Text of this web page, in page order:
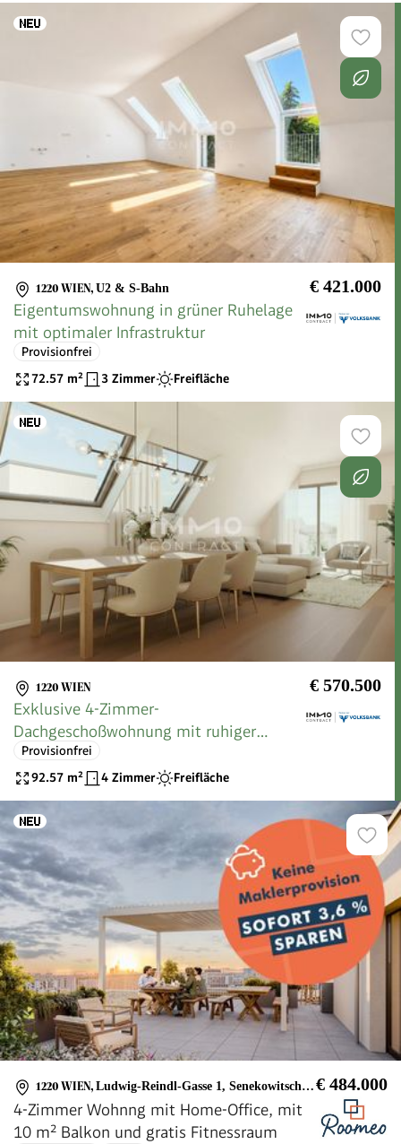
1220 WIEN, U2 & S-Bahn € 421.000
Eigentumswohnung in grüner Ruhelage
mit optimaler Infrastruktur
Provisionfrei
72.57 m² 3 Zimmer Freifläche
1220 WIEN € 570.500
Exklusive 4-Zimmer-
Dachgeschoßwohnung mit ruhiger
Terrasse - provisionsfreier Erstbezug
Provisionfrei
92.57 m² 4 Zimmer Freifläche
1220 WIEN, Ludwig-Reindl-Gasse 1, Senekowitschgasse 2 € 484.000
4-Zimmer Wohnng mit Home-Office, mit
10 m² Balkon und gratis Fitnessraum